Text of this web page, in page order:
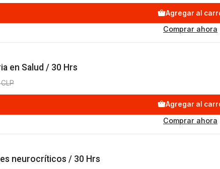
Agregar al
Comprar ahora
en Salud / 30 Hrs
Agregar al
Comprar ahora
neurocríticos / 30 Hrs